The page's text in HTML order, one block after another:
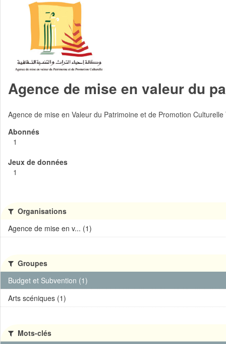
Agence de mise en valeur du
Agence de mise en Valeur du Patrimoine et de Promotion
Abonnés
1
Jeux de données
1
Organisations
Agence de mise en v... (1)
Groupes
Budget et Subvention (1)
Arts scéniques (1)
Mots-clés